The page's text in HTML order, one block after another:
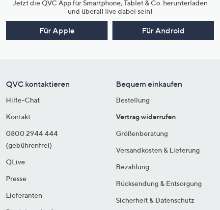
Jetzt die QVC App für Smartphone, Tablet & Co. herunterladen
und überall live dabei sein!
Für Apple Für Android
QVC kontaktieren
Hilfe-Chat
Kontakt
0800 2944 444
(gebührenfrei)
QLive
Presse
Lieferanten
Bequem einkaufen
Bestellung
Vertrag widerrufen
Größenberatung
Versandkosten & Lieferung
Bezahlung
Rücksendung & Entsorgung
Sicherheit & Datenschutz